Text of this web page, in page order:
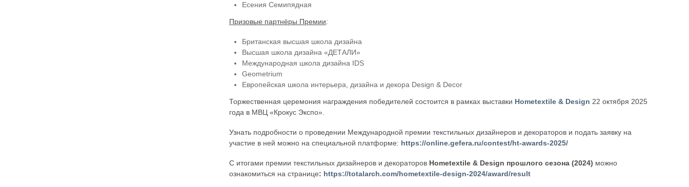
Есения Семипядная
Призовые партнёры Премии:
Британская высшая школа дизайна
Высшая школа дизайна «ДЕТАЛИ»
Международная школа дизайна IDS
Geometrium
Европейская школа интерьера, дизайна и декора Design & Decor
Торжественная церемония награждения победителей состоится в рамках выставки Hometextile & Design 22 октября 2025
года в МВЦ «Крокус Экспо».
Узнать подробности о проведении Международной премии текстильных дизайнеров и декораторов и подать заявку на
участие в ней можно на специальной платформе: https://online.gefera.ru/contest/ht-awards-2025/
С итогами премии текстильных дизайнеров и декораторов Hometextile & Design прошлого сезона (2024) можно
ознакомиться на странице: https://totalarch.com/hometextile-design-2024/award/result